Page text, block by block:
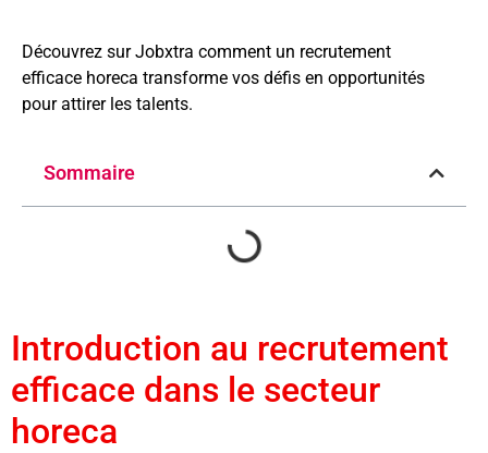
Découvrez sur Jobxtra comment un recrutement
efficace horeca transforme vos défis en opportunités
pour attirer les talents.
Sommaire
Introduction au recrutement
efficace dans le secteur
horeca